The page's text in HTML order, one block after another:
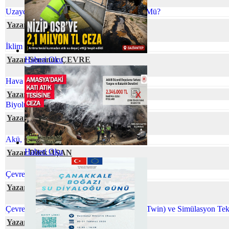
Haberi Oku
Haberi Oku
Uzaydaki Atıklarla Başa Çıkmak Mümkün Mü?
Yazar Prof. Dr. Zeynep ZAİMOĞLU
İklim Değişikliği ve Gıda Arzı
Yazar Senanur ÇEVRE
Hava Kirliliğinin Plasentaya Etkisi
Yazar Elif Naz COŞKUN
Biyolüminesans: Parıldayan Canlılar
Yazar Serpil ÖZKAN
Akü, Çevre ve Ekonomi
Yazar Dilek AŞAN
Çevre Mühendisliği ve İklim Değişikliği
Yazar Tuğba KAKTİMUR
Çevre Mühendisliğinde Dijital İkiz (Digital Twin) ve Simülasyon
Yazar Gamze CİVELEK